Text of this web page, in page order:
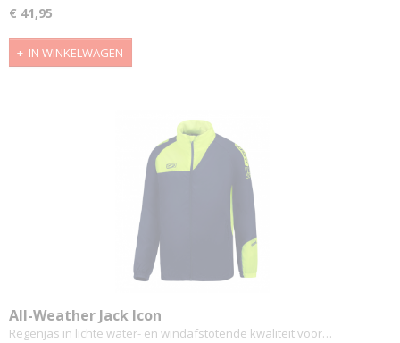
€ 41,95
IN WINKELWAGEN
All-Weather Jack Icon
Regenjas in lichte water- en windafstotende kwaliteit voor…